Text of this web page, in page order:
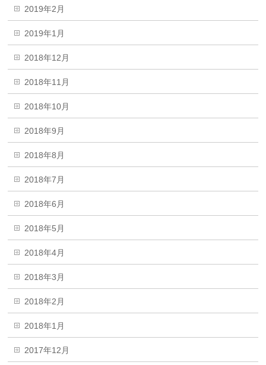
2019年2月
2019年1月
2018年12月
2018年11月
2018年10月
2018年9月
2018年8月
2018年7月
2018年6月
2018年5月
2018年4月
2018年3月
2018年2月
2018年1月
2017年12月